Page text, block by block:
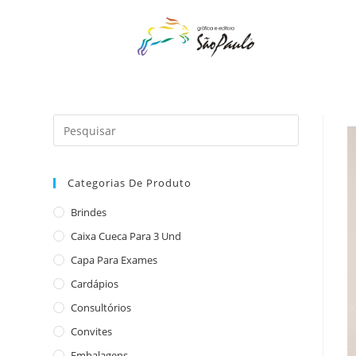
Categorias De Produto
Brindes
Caixa Cueca Para 3 Und
Capa Para Exames
Cardápios
Consultórios
Convites